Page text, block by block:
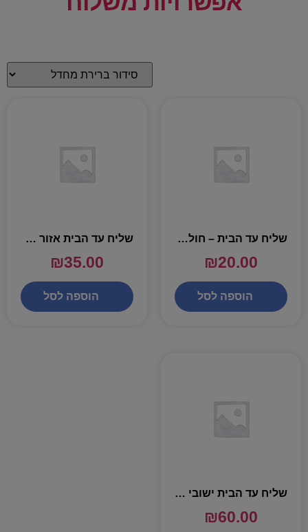
שליח עד הבית – חולון , בת ים, אזור בלבד) עד 6 שעות
₪20.00
הוספה לסל
שליח עד הבית אזור גוש דן ושאר חלקי הארץ ( עד שלושה ימי עסקים)
₪35.00
הוספה לסל
שליח עד הבית ישובי הערבה , אילת וים המלח (עד חמישה ימי עסקים)
₪60.00